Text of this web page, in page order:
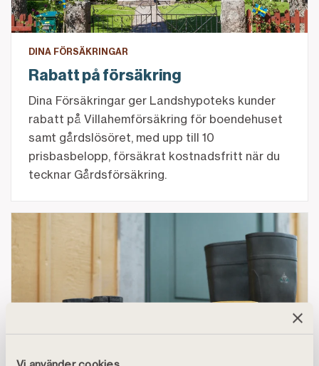
DINA FÖRSÄKRINGAR
Rabatt på försäkring
Dina Försäkringar ger Landshypoteks kunder
rabatt på Villahemförsäkring för boendehuset
samt gårdslösöret, med upp till 10
prisbasbelopp, försäkrat kostnadsfritt när du
tecknar Gårdsförsäkring.
Länk